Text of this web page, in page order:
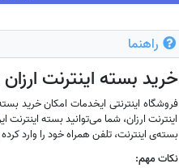
راهنما
خرید بسته‌ اینترنت
اینترنت ارزان، شما می‌توانید بسته اینترنت
بسته‌ی اینترنت، تلفن همراه خود را وارد
نکات مهم: